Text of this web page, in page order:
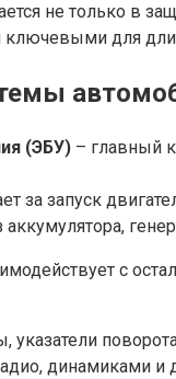
не только в
ключевыми для
(ЭБУ) – главный
за запуск
аккумулятора,
с
динамиками